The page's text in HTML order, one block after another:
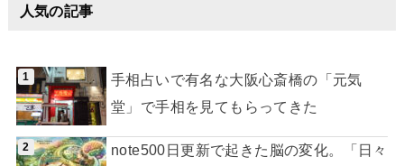
人気の記事
手相占いで有名な大阪心斎橋の「元気
堂」で手相を見てもらってきた
note500日更新で起きた脳の変化。「日々